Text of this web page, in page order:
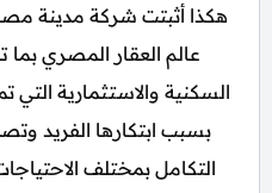
هكذا أثبتت شركة مدينة
عالم العقار المصري
السكنية والاستثمارية التي
بسبب ابتكارها الفريد
التكامل بمختلف